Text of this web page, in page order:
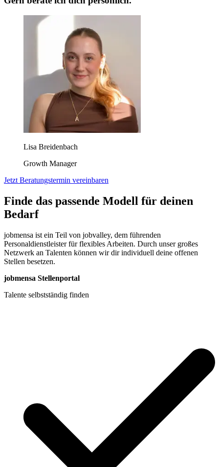
Lisa Breidenbach
Growth Manager
Jetzt Beratungstermin vereinbaren
Finde das passende Modell für deinen
Bedarf
jobmensa ist ein Teil von jobvalley, dem führenden
Personaldienstleister für flexibles Arbeiten. Durch unser großes
Netzwerk an Talenten können wir dir individuell deine offenen
Stellen besetzen.
jobmensa Stellenportal
Talente selbstständig finden